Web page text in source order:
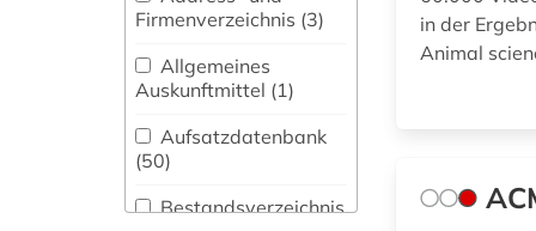
Biologie,
Biotechnologie (86)
Buch- und
Bibliothekswesen,
Informationswissenschaft
(24)
Chemie und
(1)
Firmenverzeichnis (3)
Allgemeines
Auskunftmittel (1)
Aufsatzdatenbank
(50)
Bestandsverzeichnis
in der
Animal